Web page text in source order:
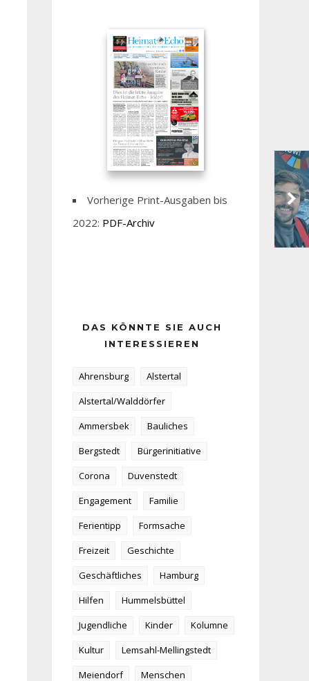
Vorherige Print-Ausgaben bis
2022: PDF-Archiv
DAS KÖNNTE SIE AUCH
INTERESSIEREN
Ahrensburg
Alstertal
Alstertal/Walddörfer
Ammersbek
Bauliches
Bergstedt
Bürgerinitiative
Corona
Duvenstedt
Engagement
Familie
Ferientipp
Formsache
Freizeit
Geschichte
Geschäftliches
Hamburg
Hilfen
Hummelsbüttel
Jugendliche
Kinder
Kolumne
Kultur
Lemsahl-Mellingstedt
Meiendorf
Menschen